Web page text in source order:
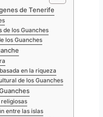
de Tenerife
de los Guanches
los Guanches
en la riqueza
de los Guanches
entre las islas